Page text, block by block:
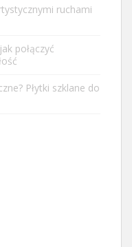
ruchami
połączyć
Płytki szklane do